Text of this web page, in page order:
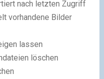
nach letzten Zugriff
vorhandene Bilder
lassen
löschen